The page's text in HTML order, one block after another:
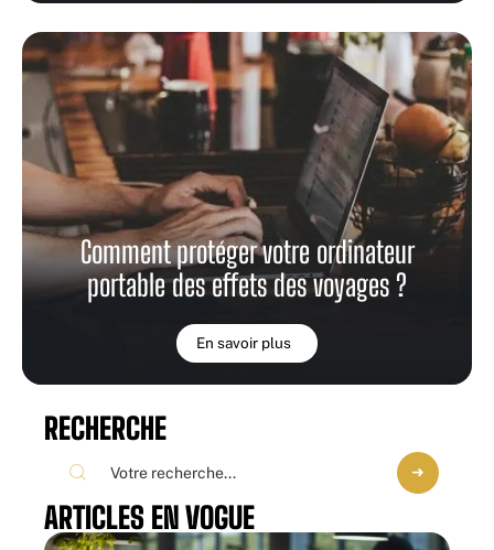
Comment protéger votre ordinateur
portable des effets des voyages ?
En savoir plus
RECHERCHE
ARTICLES EN VOGUE